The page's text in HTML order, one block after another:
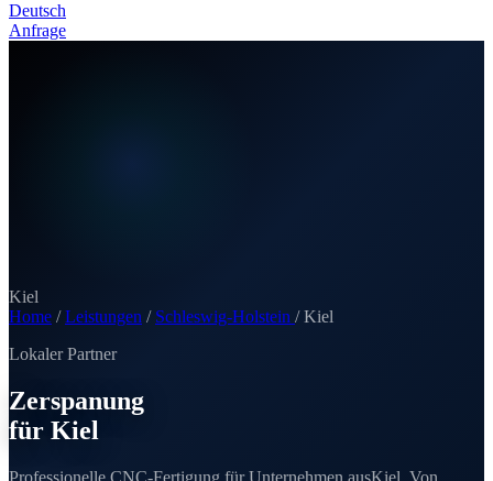
Deutsch
Anfrage
Kiel
Home / Leistungen / Schleswig-Holstein / Kiel
Lokaler Partner
Zerspanung
für Kiel
Professionelle CNC-Fertigung für Unternehmen ausKiel . Von